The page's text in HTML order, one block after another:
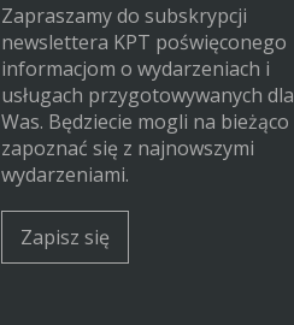
Zapraszamy do subskrypcji
newslettera KPT poświęconego
informacjom o wydarzeniach i
usługach przygotowywanych dla
Was. Będziecie mogli na bieżąco
zapoznać się z najnowszymi
wydarzeniami.
Zapisz się